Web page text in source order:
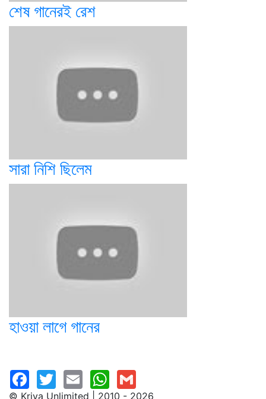
শেষ গানেরই রেশ
সারা নিশি ছিলেম
হাওয়া লাগে গানের
© Kriya Unlimited | 2010 - 2026